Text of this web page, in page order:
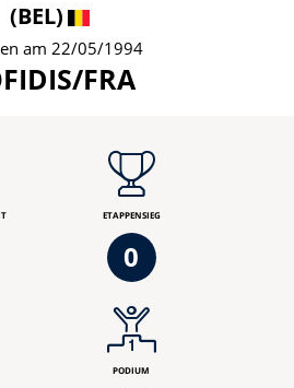
(BEL)
am 22/05/1994
FRA
ETAPPENSIEG
0
PODIUM